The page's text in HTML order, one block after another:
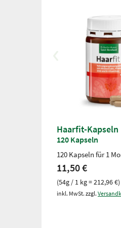
Haarfit-Kapseln
120 Kapseln
120 Kapseln für 1
11,50 €
(54g / 1 kg = 212,96 €)
inkl. MwSt. zzgl.